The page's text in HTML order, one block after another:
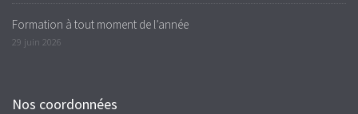
Formation à tout moment de l’année
29 juin 2026
Nos coordonnées